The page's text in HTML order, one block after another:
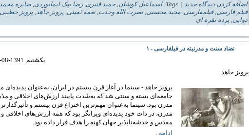
اضافه کردن دیدگاه جدید | Tags: اسماعیل کوشان, حمید قنبری, رضا بیک ایمانوردی, صابره
فیلم فارسی,فیلمفارسی, مجید محسنی, نصرت الله وحدت, نغمه ثمینی, پرویز جاهد, پرویز خطیبی
دوایی, پرده نقره اي
تضاد سنت و مدرنیته در فیلفارسی - ۱
یکشنبه, 1391-08-14 10:09
پرویز جاهد
پرویز جاهد - سینما در آغاز قرن بیستم در ایران، به‌عنوان پدیده‌ای
جامعه‌ای بسته و سنتی شد که به‌شدت پایبند ارزش‌های اخلاقی و
مدرن بود. سینما به‌عنوان مهم‌ترین اختراع قرن بیستم و
مدرن، در ذات خود پدیده‌ای ویرانگر بود که همه ارزش‌های اخلاقی
مقدس و خدشه‌ناپذیر جهان کهنه را هدف قرار داده بود.
ادامه..